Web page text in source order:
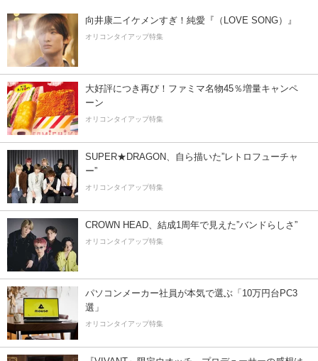
向井康二イケメンすぎ！純愛『（LOVE SONG）』
オリコンタイアップ特集
大好評につき再び！ファミマ名物45％増量キャンペ
ーン
オリコンタイアップ特集
SUPER★DRAGON、自ら描いた”レトロフューチャ
ー”
オリコンタイアップ特集
CROWN HEAD、結成1周年で見えた”バンドらしさ”
オリコンタイアップ特集
パソコンメーカー社員が本気で選ぶ「10万円台PC3
選」
オリコンタイアップ特集